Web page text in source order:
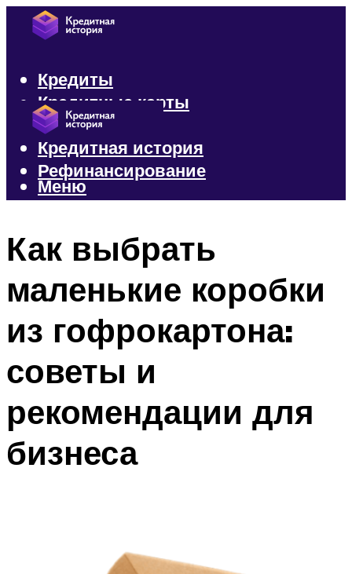
Кредиты
Кредитные карты
Микрозаймы
Кредитная история
Рефинансирование
Меню
Как выбрать
маленькие коробки
из гофрокартона:
советы и
рекомендации для
бизнеса